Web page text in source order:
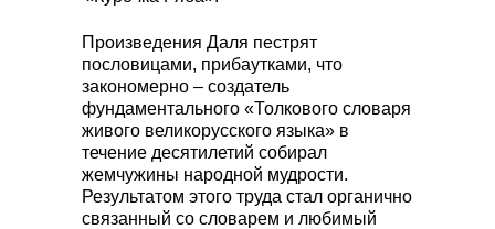
Произведения Даля пестрят
пословицами, прибаутками, что
закономерно – создатель
фундаментального «Толкового словаря
живого великорусского языка» в
течение десятилетий собирал
жемчужины народной мудрости.
Результатом этого труда стал органично
связанный со словарем и любимый